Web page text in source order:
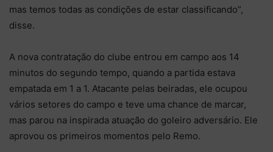
mas temos todas as condições de estar classificando”,
disse.
A nova contratação do clube entrou em campo aos 14
minutos do segundo tempo, quando a partida estava
empatada em 1 a 1. Atacante pelas beiradas, ele ocupou
vários setores do campo e teve uma chance de marcar,
mas parou na inspirada atuação do goleiro adversário. Ele
aprovou os primeiros momentos pelo Remo.